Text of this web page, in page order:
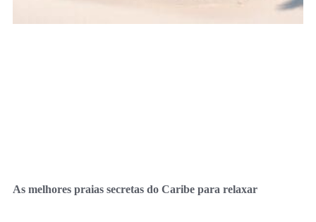
As melhores praias secretas do Caribe para relaxar